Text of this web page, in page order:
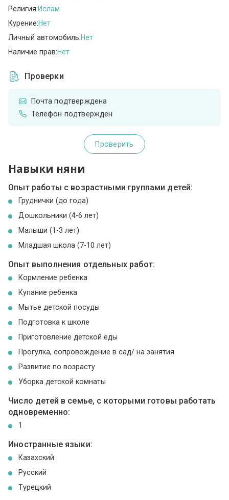
Религия:Ислам
Курение:Нет
Личный автомобиль:Нет
Наличие прав:Нет
Проверки
Почта подтверждена
Телефон подтвержден
Проверить
Навыки няни
Опыт работы с возрастными группами детей:
Груднички (до года)
Дошкольники (4-6 лет)
Малыши (1-3 лет)
Младшая школа (7-10 лет)
Опыт выполнения отдельных работ:
Кормление ребенка
Купание ребенка
Мытье детской посуды
Подготовка к школе
Приготовление детской еды
Прогулка, сопровождение в сад/ на занятия
Развитие по возрасту
Уборка детской комнаты
Число детей в семье, с которыми готовы работать
одновременно:
1
Иностранные языки:
Казахский
Русский
Турецкий